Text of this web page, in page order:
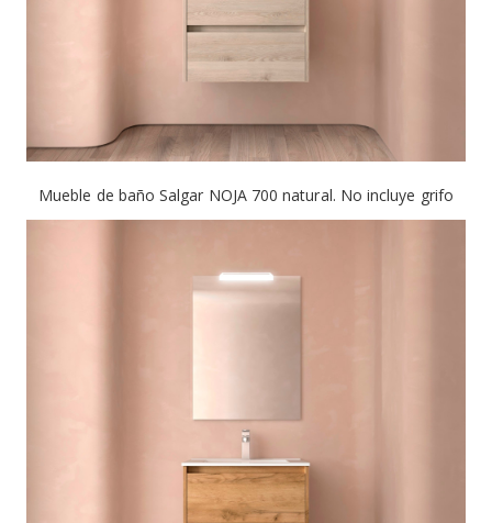
Mueble de baño Salgar NOJA 700 natural. No incluye grifo